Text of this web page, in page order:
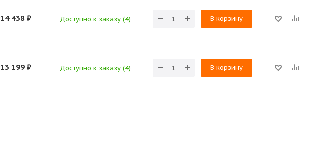
14 438 ₽ Доступно к заказу (4) В корзину
13 199 ₽ Доступно к заказу (4) В корзину